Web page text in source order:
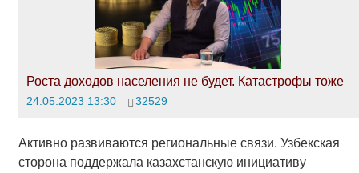
Роста доходов населения не будет. Катастрофы тоже
24.05.2023 13:30 32529
Активно развиваются региональные связи. Узбекская
сторона поддержала казахстанскую инициативу